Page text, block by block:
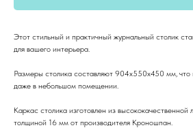
Этот стильный и практичный журнальный столик
для вашего интерьера.
Размеры столика составляют 904x550x450 мм, что
даже в небольшом помещении.
Каркас столика изготовлен из
толщиной 16 мм от производителя Кроношпан.